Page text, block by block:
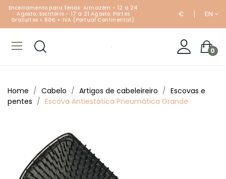
Encerramento para férias: Armazém - 12 a 24
Agosto; Escritório - 17 a 21 Agosto. Portes
Gratuitos > 80€ + IVA (Portual Continental).
€ EN
0
Home Cabelo Artigos de cabeleireiro
Escovas e
pentes
Escova Antiestática Pneumática Grande